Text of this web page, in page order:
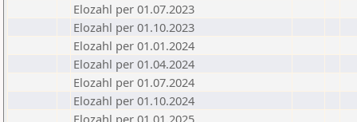
Elozahl per 01.07.2023
Elozahl per 01.10.2023
Elozahl per 01.01.2024
Elozahl per 01.04.2024
Elozahl per 01.07.2024
Elozahl per 01.10.2024
Elozahl per 01.01.2025